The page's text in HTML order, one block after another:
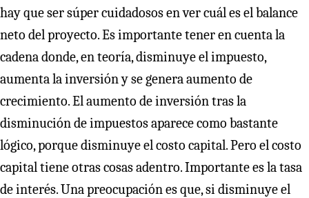
hay que ser súper cuidadosos en ver cuál es el balance
neto del proyecto. Es importante tener en cuenta la
cadena donde, en teoría, disminuye el impuesto,
aumenta la inversión y se genera aumento de
crecimiento. El aumento de inversión tras la
disminución de impuestos aparece como bastante
lógico, porque disminuye el costo capital. Pero el costo
capital tiene otras cosas adentro. Importante es la tasa
de interés. Una preocupación es que, si disminuye el